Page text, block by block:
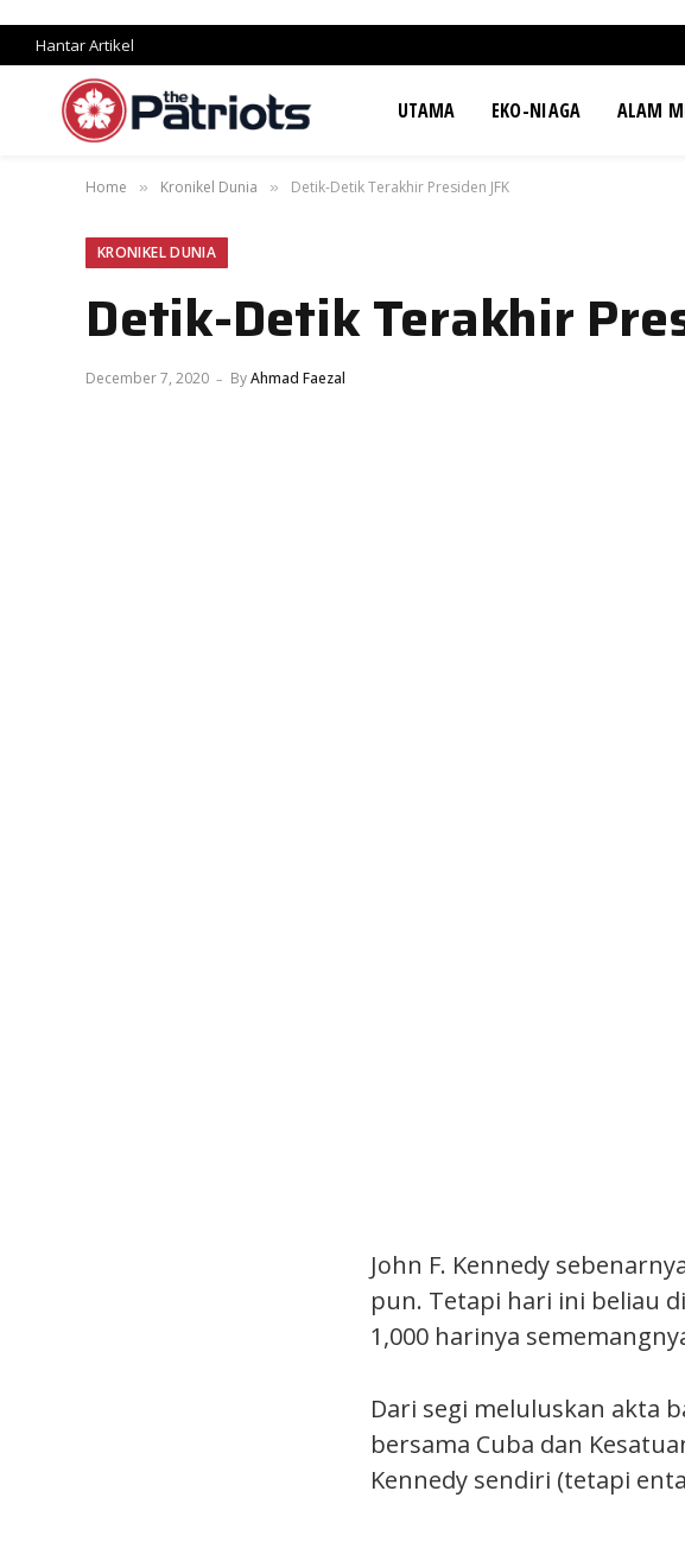
Hantar Artikel
UTAMA EKO-NIAGA ALAM
Home » Kronikel Dunia » Detik-Detik Terakhir Presiden JFK
KRONIKEL DUNIA
Detik-Detik Terakhir
December 7, 2020 ByAhmad Faezal
John F. Kennedy
pun. Tetapi hari ini beliau
1,000 harinya
Dari segi meluluskan akta
bersama Cuba dan
Kennedy sendiri (tetapi